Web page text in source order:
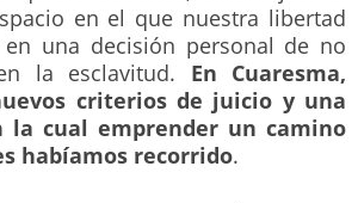
en el que nuestra libertad
una decisión personal de no
la esclavitud. En Cuaresma,
criterios de juicio y una
la cual emprender un camino
habíamos recorrido.